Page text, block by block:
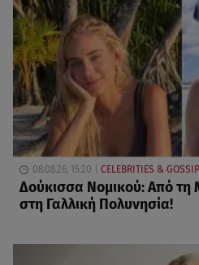
08.08.26, 15:20 CELEBRITIES &
Δούκισσα Νομικού: Από τη
στη Γαλλική Πολυνησία!